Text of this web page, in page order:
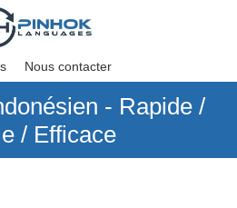
Nous contacter
- Rapide /
/ Efficace